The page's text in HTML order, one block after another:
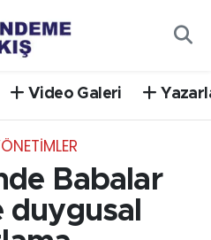
Video Galeri
Babalar
duygusal
ve Fikstür